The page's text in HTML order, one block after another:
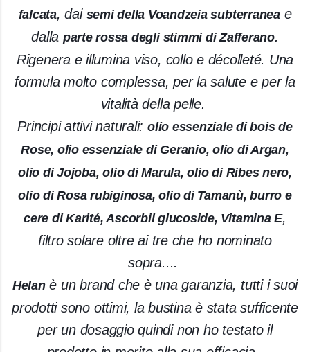
falcata, dai semi della Voandzeia subterraneae
dalla parte rossa degli stimmi di Zafferano.
Rigenera e illumina viso, collo e décolleté. Una
formula molto complessa, per la salute e per la
vitalità della pelle.
Principi attivi naturali: olio essenziale di bois de
Rose, olio essenziale di Geranio, olio di Argan,
olio di Jojoba, olio di Marula, olio di Ribes nero,
olio di Rosa rubiginosa, olio di Tamanù, burro e
cere di Karité, Ascorbil glucoside, Vitamina E,
filtro solare oltre ai tre che ho nominato
sopra....
Helanè un brand che è una garanzia, tutti i suoi
prodotti sono ottimi, la bustina è stata sufficente
per un dosaggio quindi non ho testato il